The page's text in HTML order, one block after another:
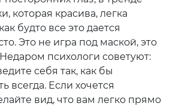
которая красива, легка
будто все это дается
Это не игра под маской, это
психологи советуют:
себя так, как бы
всегда. Если хочется
вид, что вам легко прямо